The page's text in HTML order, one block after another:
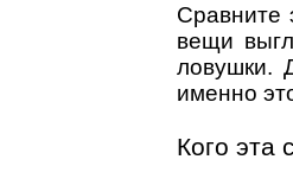
Сравните
вещи
ловушки.
именно
Кого эта